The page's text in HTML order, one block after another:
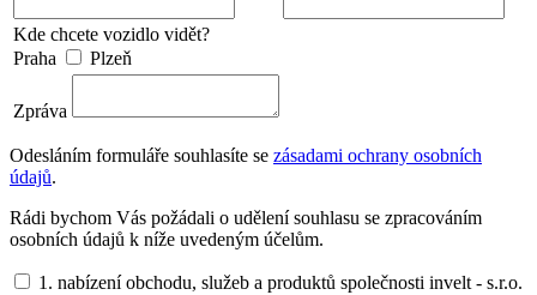
Kde chcete vozidlo vidět?
Praha
Plzeň
Zpráva
Odesláním formuláře souhlasíte se zásadami ochrany osobních
údajů.
Rádi bychom Vás požádali o udělení souhlasu se zpracováním
osobních údajů k níže uvedeným účelům.
1. nabízení obchodu, služeb a produktů společnosti invelt - s.r.o.